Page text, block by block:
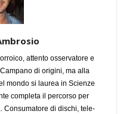
attento osservatore e
di origini, ma alla
mondo si laurea in Scienze
completa il percorso per
Consumatore di dischi, tele-